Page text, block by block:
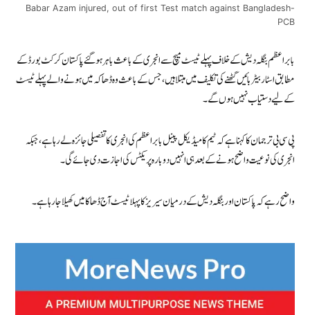
Babar Azam injured, out of first Test match against Bangladesh-
PCB
بابر اعظم بنگلہ دیش کے خلاف پہلے ٹیسٹ میچ سے انجری کے باعث باہر ہوگئے پاکستان کرکٹ بورڈ کے
مطابق اسٹار بیٹر بائیں گھٹنے کی تکلیف میں مبتلا ہیں، جس کے باعث وہ ڈھاکہ میں ہونے والے پہلے ٹیسٹ
کے لیے دستیاب نہیں ہوں گے۔
پی سی بی ترجمان کا کہنا ہے کہ ٹیم کا میڈیکل پینل بابر اعظم کی انجری کا تفصیلی جائزہ لے رہا ہے، جبکہ
انجری کی نوعیت واضح ہونے کے بعد ہی انہیں دوبارہ پریکٹس کی اجازت دی جائے گی۔
واضح رہے کہ پاکستان اور بنگلہ دیش کے درمیان سیریز کا پہلا ٹیسٹ آج ڈھاکا میں کھیلا جا رہا ہے۔